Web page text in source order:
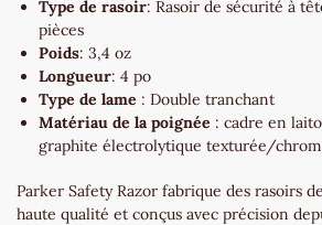
Type de rasoir: Rasoir de sécurité à
pièces
Poids: 3,4 oz
Longueur: 4 po
Type de lame : Double tranchant
Matériau de la poignée : cadre en
graphite électrolytique texturée/
Parker Safety Razor fabrique des rasoirs
haute qualité et conçus avec précision